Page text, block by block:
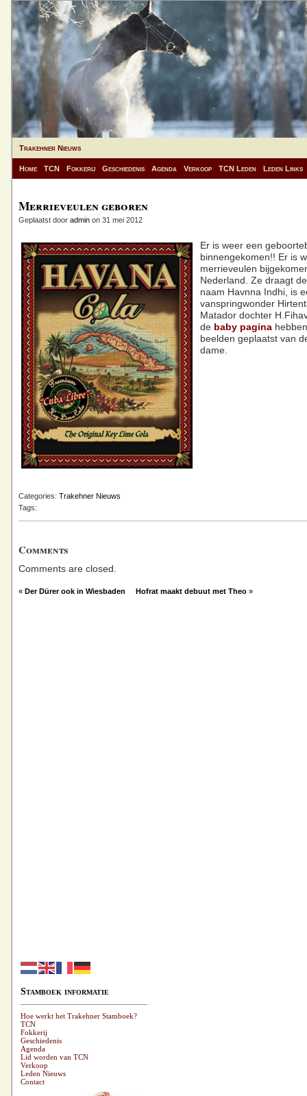
Trakehner Nieuws
Home TCN Fokkerij Geschiedenis Agenda Verkoop TCN Leden Leden Links
Merrieveulen geboren
Geplaatst door admin on 31 mei 2012
Er is weer een
binnengekomen!! Er is
merrieveulen
Nederland. Ze draagt
naam Havnna Indhi, is
vanspringwonder
Matador dochter
de baby pagina
beelden geplaatst van
dame.
Categories: Trakehner Nieuws
Tags:
Comments
Comments are closed.
« Der Dürer ook in Wiesbaden Hofrat maakt debuut met Theo »
Stamboek informatie
Hoe werkt het Trakehner Stamboek?
TCN
Fokkerij
Geschiedenis
Agenda
Lid worden van TCN
Verkoop
Leden Nieuws
Contact